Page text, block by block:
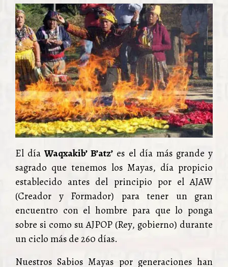
El díaWaqxakib’ B’atz’ es el día más grande y
sagrado que tenemos los Mayas, día propicio
establecido antes del principio por el AJAW
(Creador y Formador) para tener un gran
encuentro con el hombre para que lo ponga
sobre si como su AJPOP (Rey, gobierno) durante
un ciclo más de 260 días.
Nuestros Sabios Mayas por generaciones han